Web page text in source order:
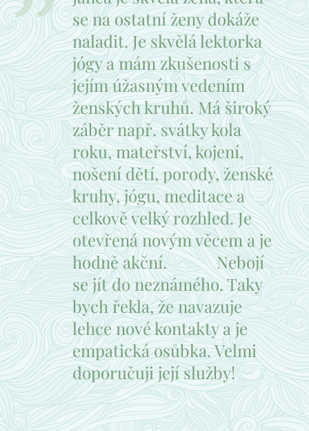
se na ostatní ženy dokáže
naladit. Je skvělá lektorka
jógy a mám zkušenosti s
jejím úžasným vedením
ženských kruhů. Má široký
záběr např. svátky kola
roku, mateřství, kojení,
nošení dětí, porody, ženské
kruhy, jógu, meditace a
celkově velký rozhled. Je
otevřená novým věcem a je
hodně akční. 🙂😄 Nebojí
se jít do neznámého. Taky
bych řekla, že navazuje
lehce nové kontakty a je
empatická osůbka. Velmi
doporučuji její služby!